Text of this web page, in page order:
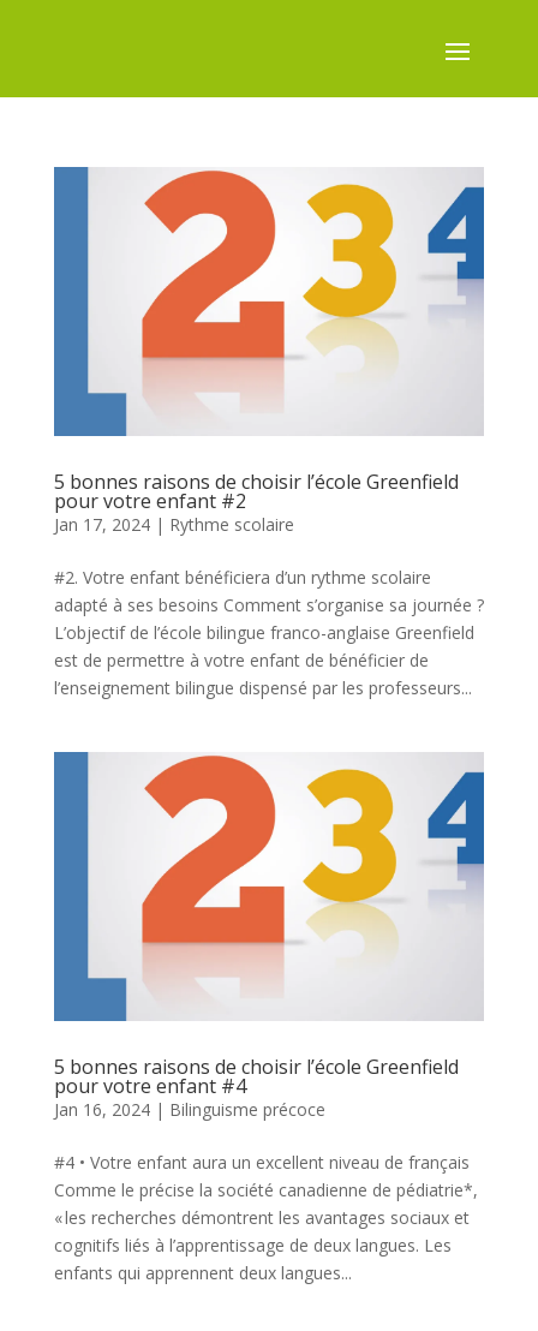
5 bonnes raisons de choisir l’école Greenfield
pour votre enfant #2
Jan 17, 2024| Rythme scolaire
#2. Votre enfant bénéficiera d’un rythme scolaire
adapté à ses besoins Comment s’organise sa journée ?
L’objectif de l’école bilingue franco-anglaise Greenfield
est de permettre à votre enfant de bénéficier de
l’enseignement bilingue dispensé par les professeurs...
5 bonnes raisons de choisir l’école Greenfield
pour votre enfant #4
Jan 16, 2024| Bilinguisme précoce
#4 • Votre enfant aura un excellent niveau de français
Comme le précise la société canadienne de pédiatrie*,
« les recherches démontrent les avantages sociaux et
cognitifs liés à l’apprentissage de deux langues. Les
enfants qui apprennent deux langues...